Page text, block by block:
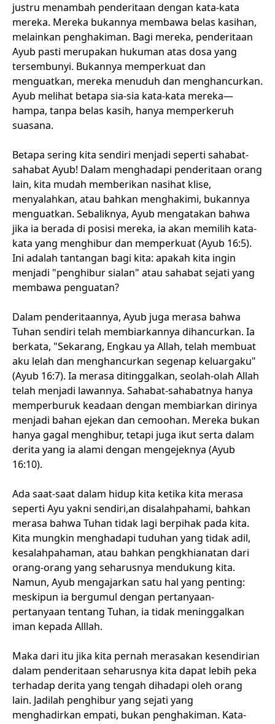
justru menambah penderitaan dengan kata-kata
mereka. Mereka bukannya membawa belas kasihan,
melainkan penghakiman. Bagi mereka, penderitaan
Ayub pasti merupakan hukuman atas dosa yang
tersembunyi. Bukannya memperkuat dan
menguatkan, mereka menuduh dan menghancurkan.
Ayub melihat betapa sia-sia kata-kata mereka—
hampa, tanpa belas kasih, hanya memperkeruh
suasana.
Betapa sering kita sendiri menjadi seperti sahabat-
sahabat Ayub! Dalam menghadapi penderitaan orang
lain, kita mudah memberikan nasihat klise,
menyalahkan, atau bahkan menghakimi, bukannya
menguatkan. Sebaliknya, Ayub mengatakan bahwa
jika ia berada di posisi mereka, ia akan memilih kata-
kata yang menghibur dan memperkuat (Ayub 16:5).
Ini adalah tantangan bagi kita: apakah kita ingin
menjadi "penghibur sialan" atau sahabat sejati yang
membawa penguatan?
Dalam penderitaannya, Ayub juga merasa bahwa
Tuhan sendiri telah membiarkannya dihancurkan. Ia
berkata, "Sekarang, Engkau ya Allah, telah membuat
aku lelah dan menghancurkan segenap keluargaku"
(Ayub 16:7). Ia merasa ditinggalkan, seolah-olah Allah
telah menjadi lawannya. Sahabat-sahabatnya hanya
memperburuk keadaan dengan membiarkan dirinya
menjadi bahan ejekan dan cemoohan. Mereka bukan
hanya gagal menghibur, tetapi juga ikut serta dalam
derita yang ia alami dengan mengejeknya (Ayub
16:10).
Ada saat-saat dalam hidup kita ketika kita merasa
seperti Ayu yakni sendiri,an disalahpahami, bahkan
merasa bahwa Tuhan tidak lagi berpihak pada kita.
Kita mungkin menghadapi tuduhan yang tidak adil,
kesalahpahaman, atau bahkan pengkhianatan dari
orang-orang yang seharusnya mendukung kita.
Namun, Ayub mengajarkan satu hal yang penting:
meskipun ia bergumul dengan pertanyaan-
pertanyaan tentang Tuhan, ia tidak meninggalkan
iman kepada Alllah.
Maka dari itu jika kita pernah merasakan kesendirian
dalam penderitaan seharusnya kita dapat lebih peka
terhadap derita yang tengah dihadapi oleh orang
lain. Jadilah penghibur yang sejati yang
menghadirkan empati, bukan penghakiman. Kata-